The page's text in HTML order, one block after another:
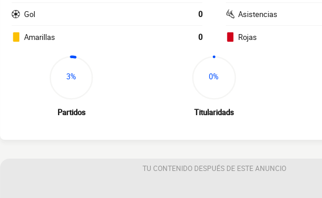
Gol 0
Amarillas 0
Asistencias
Rojas
3%
Partidos
0%
Titularidads
TU CONTENIDO DESPUÉS DE ESTE ANUNCIO